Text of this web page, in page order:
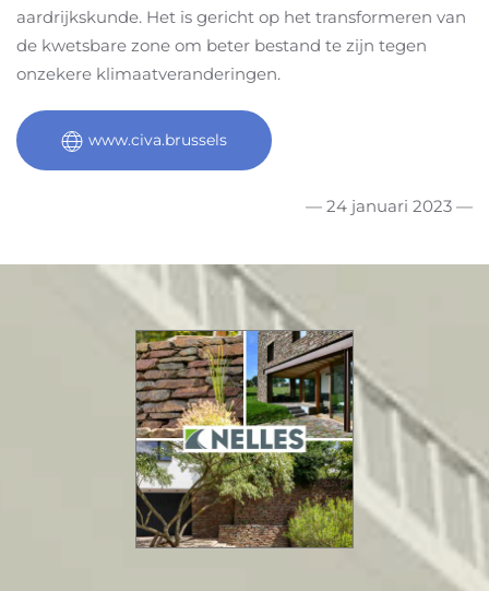
aardrijkskunde. Het is gericht op het transformeren van
de kwetsbare zone om beter bestand te zijn tegen
onzekere klimaatveranderingen.
www.civa.brussels
— 24 januari 2023 —